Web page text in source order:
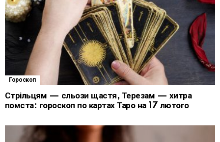
Гороскоп
Стрільцям — сльози щастя, Терезам — хитра
помста: гороскоп по картах Таро на 17 лютого